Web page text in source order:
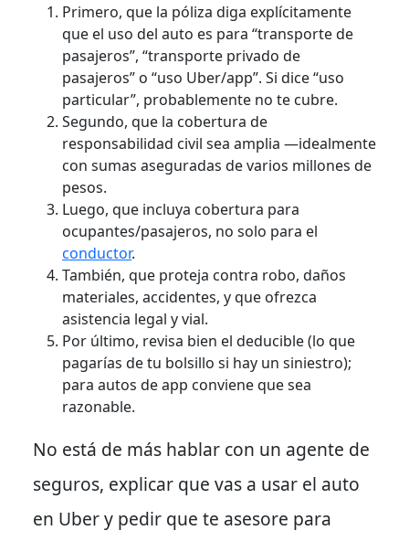
Primero, que la póliza diga explícitamente
que el uso del auto es para “transporte de
pasajeros”, “transporte privado de
pasajeros” o “uso Uber/app”. Si dice “uso
particular”, probablemente no te cubre.
Segundo, que la cobertura de
responsabilidad civil sea amplia —idealmente
con sumas aseguradas de varios millones de
pesos.
Luego, que incluya cobertura para
ocupantes/pasajeros, no solo para el
conductor.
También, que proteja contra robo, daños
materiales, accidentes, y que ofrezca
asistencia legal y vial.
Por último, revisa bien el deducible (lo que
pagarías de tu bolsillo si hay un siniestro);
para autos de app conviene que sea
razonable.
No está de más hablar con un agente de
seguros, explicar que vas a usar el auto
en Uber y pedir que te asesore para